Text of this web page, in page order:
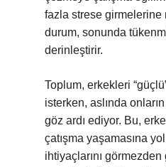
fazla strese girmelerine
durum, sonunda
derinleştirir.
Toplum, erkekleri
isterken, aslında
göz ardı ediyor. Bu,
çatışma yaşamasına
ihtiyaçlarını